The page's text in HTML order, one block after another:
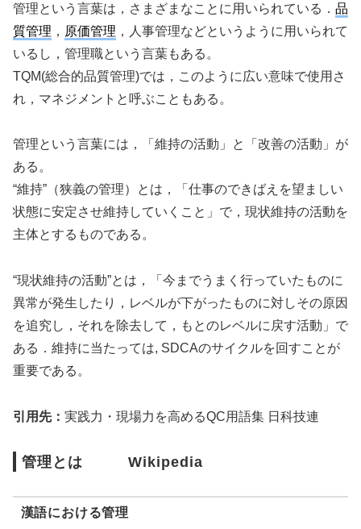
管理という言葉は，さまざまなことに用いられている． 品
質管理 ， 原価管理 ，人事管理などというように用いられて
いるし，管理職という言葉もある。
TQM(総合的品質管理)では，このように広い意味で使用さ
れ，マネジメントと呼ぶこともある。
管理という言葉には，「維持の活動」と「改善の活動」が
ある。
“維持”（狭義の管理）とは，「仕事のできばえを望ましい
状態に安定させ維持していくこと」で，現状維持の活動を
主体とするものである。
“現状維持の活動”とは，「今までうまく行っていたものに
異常が発生したり，レベルが下がったものに対しその原因
を追究し，それを除去して，もとのレベルに戻す活動」で
ある．維持に当たっては, SDCAのサイクルを回すことが
重要である。
引用先： 実践力・現場力を高めるQC用語集 日科技連
管理とは Wikipedia
漢語における管理